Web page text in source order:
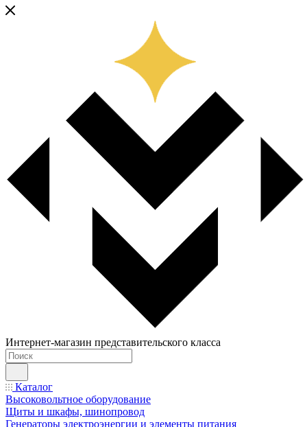
Интернет-магазин представительского класса
Каталог
Высоковольтное оборудование
Щиты и шкафы, шинопровод
Генераторы электроэнергии и элементы питания